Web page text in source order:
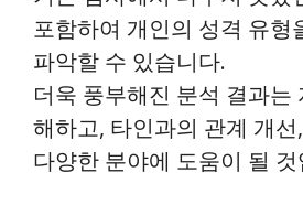
포함하여 개인의 성격 유형
파악할 수 있습니다.
더욱 풍부해진 분석 결과는
해하고, 타인과의 관계 개
다양한 분야에 도움이 될